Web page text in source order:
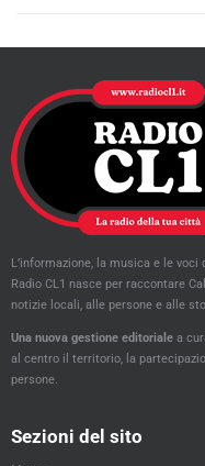
L’informazione, la musica e le voci
Radio CL1 nasce per raccontare
notizie locali, alle persone e alle
Una nuova gestione editoriale a
al centro il territorio, la
persone.
Sezioni del sito